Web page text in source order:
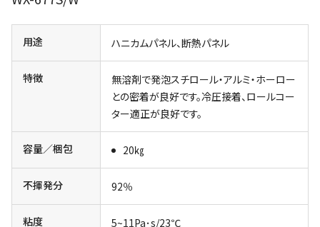
用途 ハニカムパネル、断熱パネル
特徴
無溶剤で発泡スチロール・アルミ・ホーロー
との密着が良好です。冷圧接着、ロールコー
ター適正が良好です。
容量／梱包 20㎏
不揮発分 92％
粘度 5~11Pa･s/23℃